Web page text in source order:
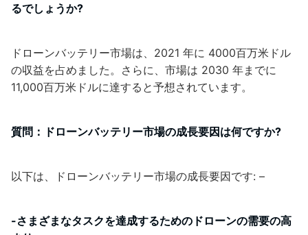
るでしょうか?
ドローンバッテリー市場は、2021 年に 4000百万米ドル
の収益を占めました。さらに、市場は 2030 年までに
11,000百万米ドルに達すると予想されています。
質問：ドローンバッテリー市場の成長要因は何ですか?
以下は、ドローンバッテリー市場の成長要因です: –
-さまざまなタスクを達成するためのドローンの需要の高